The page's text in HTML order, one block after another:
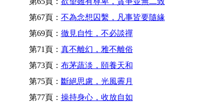
第67頁： 不為念想囚繫，凡事皆要隨緣
第69頁： 徹見自性，不必談禪
第71頁： 真不離幻，雅不離俗
第73頁： 布茅蔬淡，頤養天和
第75頁： 斷絕思慮，光風霽月
第77頁： 操持身心，收放自如